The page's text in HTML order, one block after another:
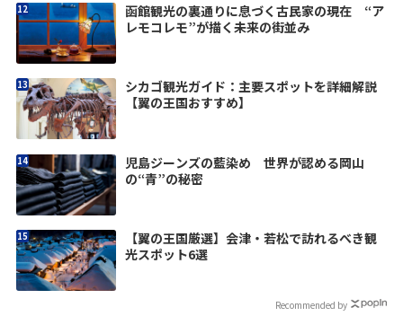
函館観光の裏通りに息づく古民家の現在 “ア
レモコレモ”が描く未来の街並み
シカゴ観光ガイド：主要スポットを詳細解説
【翼の王国おすすめ】
児島ジーンズの藍染め 世界が認める岡山
の“青”の秘密
【翼の王国厳選】会津・若松で訪れるべき観
光スポット6選
Recommended by